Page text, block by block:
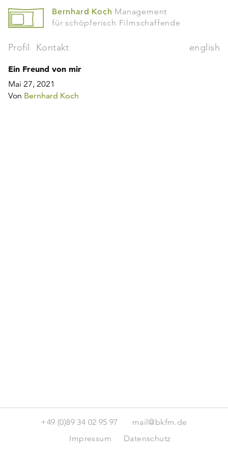
Bernhard Koch Management
für schöpferisch Filmschaffende
Profil Kontakt english
Ein Freund von mir
Mai 27, 2021
Von Bernhard Koch
+49 (0)89 34 02 95 97
mail@bkfm.de
Impressum
Datenschutz